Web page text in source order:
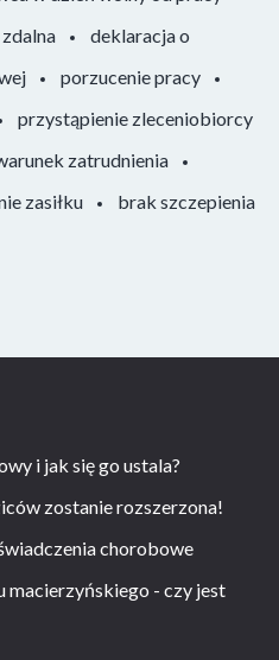
deklaracja o
porzucenie pracy
przystąpienie zleceniobiorcy
zatrudnienia
zasiłku
brak szczepienia
i jak się go ustala?
zostanie rozszerzona!
chorobowe
macierzyńskiego - czy jest